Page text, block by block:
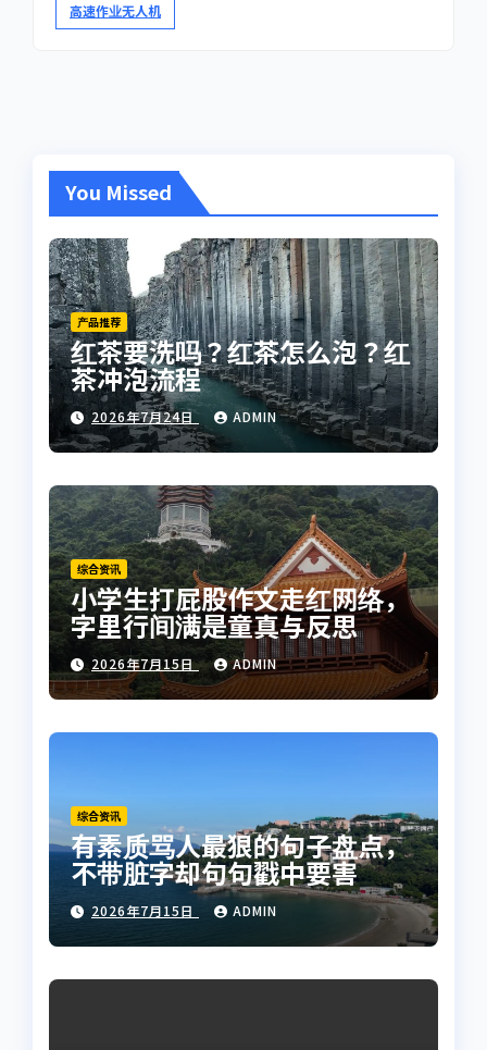
高速作业无人机
You Missed
产品推荐
红茶要洗吗？红茶怎么泡？红
茶冲泡流程
2026年7月24日 ADMIN
综合资讯
小学生打屁股作文走红网络，
字里行间满是童真与反思
2026年7月15日 ADMIN
综合资讯
有素质骂人最狠的句子盘点，
不带脏字却句句戳中要害
2026年7月15日 ADMIN